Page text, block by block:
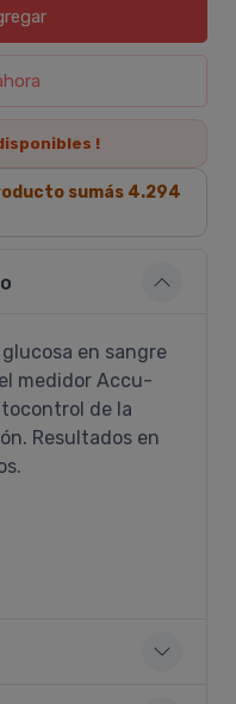
!
sumás 4.294
en sangre
medidor Accu-
de la
Resultados en